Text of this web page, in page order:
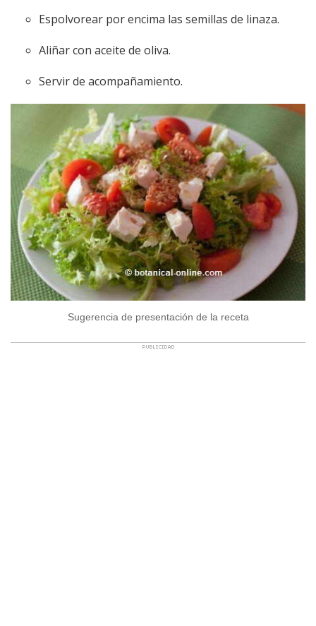
Espolvorear por encima las semillas de linaza.
Aliñar con aceite de oliva.
Servir de acompañamiento.
Sugerencia de presentación de la receta